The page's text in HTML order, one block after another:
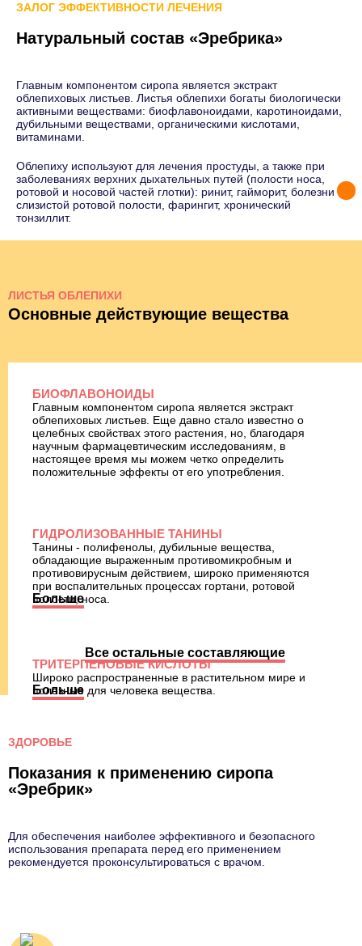
ЗАЛОГ ЭФФЕКТИВНОСТИ ЛЕЧЕНИЯ
Натуральный состав «Эребрика»
Главным компонентом сиропа является экстракт
облепиховых листьев. Листья облепихи богаты биологически
активными веществами: биофлавоноидами, каротиноидами,
дубильными веществами, органическими кислотами,
витаминами.
Облепиху используют для лечения простуды, а также при
заболеваниях верхних дыхательных путей (полости носа,
ротовой и носовой частей глотки): ринит, гайморит, болезни
слизистой ротовой полости, фарингит, хронический
тонзиллит.
ЛИСТЬЯ ОБЛЕПИХИ
Основные действующие вещества
БИОФЛАВОНОИДЫ
Главным компонентом сиропа является экстракт
облепиховых листьев. Еще давно стало известно о
целебных свойствах этого растения, но, благодаря
научным фармацевтическим исследованиям, в
настоящее время мы можем четко определить
положительные эффекты от его употребления.
ГИДРОЛИЗОВАННЫЕ ТАНИНЫ
Танины - полифенолы, дубильные вещества,
обладающие выраженным противомикробным и
противовирусным действием, широко применяются
при воспалительных процессах гортани, ротовой
полости, носа.
Больше
ТРИТЕРПЕНОВЫЕ КИСЛОТЫ
Широко распространенные в растительном мире и
полезные для человека вещества.
Больше
Больше
Все остальные составляющие
ЗДОРОВЬЕ
Показания к применению сиропа
«Эребрик»
Для обеспечения наиболее эффективного и безопасного
использования препарата перед его применением
рекомендуется проконсультироваться с врачом.